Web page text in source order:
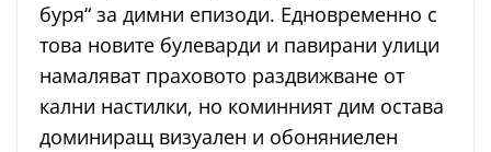
буря“ за димни епизоди. Едновременно с
това новите булеварди и павирани улици
намаляват праховото раздвижване от
кални настилки, но коминният дим остава
доминиращ визуален и обоняниелен